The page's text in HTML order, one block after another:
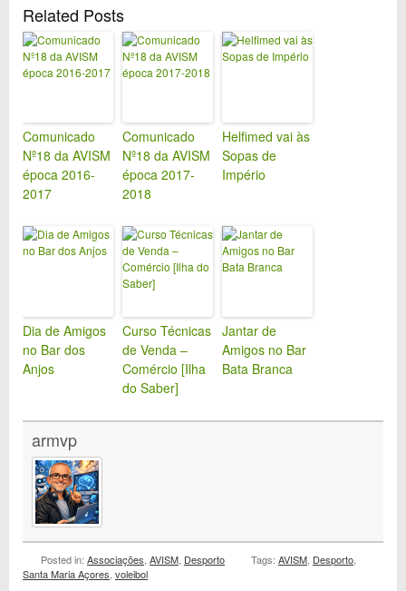
Related Posts
Comunicado
Nº18 da AVISM
época 2016-
2017
Comunicado
Nº18 da AVISM
época 2017-
2018
Helfimed vai às
Sopas de
Império
Dia de Amigos
no Bar dos
Anjos
Curso Técnicas
de Venda –
Comércio [Ilha
do Saber]
Jantar de
Amigos no Bar
Bata Branca
armvp
Posted in: Associações AVISM Desporto Tags: AVISM Desporto
Santa Maria Açores voleibol